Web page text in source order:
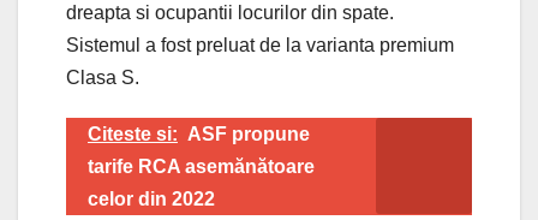
dreapta si ocupantii locurilor din spate.
Sistemul a fost preluat de la varianta premium
Clasa S.
Citeste si: ASF propune
tarife RCA asemănătoare
celor din 2022